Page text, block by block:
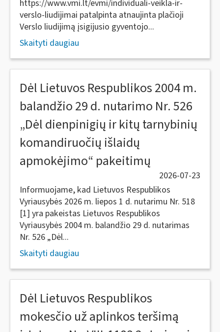
https://www.vmi.lt/evmi/individuali-veikla-ir-
verslo-liudijimai patalpinta atnaujinta plačioji
Verslo liudijimą įsigijusio gyventojo...
Skaityti daugiau
Dėl Lietuvos Respublikos 2004 m.
balandžio 29 d. nutarimo Nr. 526
„Dėl dienpinigių ir kitų tarnybinių
komandiruočių išlaidų
apmokėjimo“ pakeitimų
2026-07-23
Informuojame, kad Lietuvos Respublikos
Vyriausybės 2026 m. liepos 1 d. nutarimu Nr. 518
[1] yra pakeistas Lietuvos Respublikos
Vyriausybės 2004 m. balandžio 29 d. nutarimas
Nr. 526 „Dėl...
Skaityti daugiau
Dėl Lietuvos Respublikos
mokesčio už aplinkos teršimą